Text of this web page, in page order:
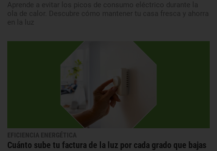
Aprende a evitar los picos de consumo eléctrico durante la
ola de calor. Descubre cómo mantener tu casa fresca y ahorra
en la luz
EFICIENCIA ENERGÉTICA
Cuánto sube tu factura de la luz por cada grado que bajas